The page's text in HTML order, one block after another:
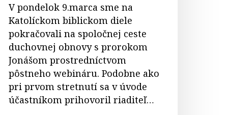
V pondelok 9.marca sme na
Katolíckom biblickom diele
pokračovali na spoločnej ceste
duchovnej obnovy s prorokom
Jonášom prostredníctvom
pôstneho webináru. Podobne ako
pri prvom stretnutí sa v úvode
účastníkom prihovoril riaditeľ…